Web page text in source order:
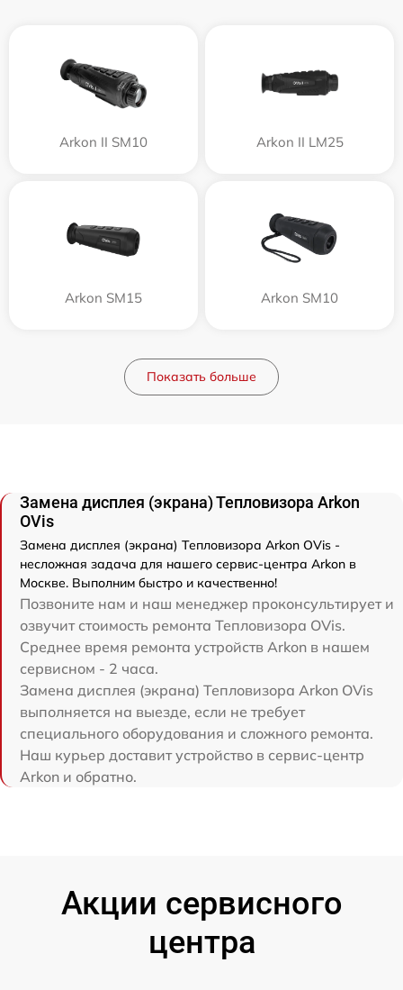
Arkon II SM10 Arkon II LM25
Arkon SM15 Arkon SM10
Показать больше
Замена дисплея (экрана) Тепловизора Arkon
OVis
Замена дисплея (экрана) Тепловизора Arkon OVis -
несложная задача для нашего сервис-центра Arkon в
Москве. Выполним быстро и качественно!
Позвоните нам и наш менеджер проконсультирует и
озвучит стоимость ремонта Тепловизора OVis.
Среднее время ремонта устройств Arkon в нашем
сервисном - 2 часа.
Замена дисплея (экрана) Тепловизора Arkon OVis
выполняется на выезде, если не требует
специального оборудования и сложного ремонта.
Наш курьер доставит устройство в сервис-центр
Arkon и обратно.
Акции сервисного
центра